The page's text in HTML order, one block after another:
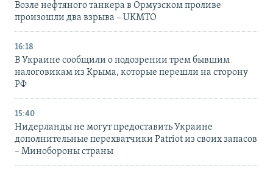
Возле нефтяного танкера в Ормузском проливе
произошли два взрыва – UKMTO
16:18
В Украине сообщили о подозрении трем бывшим
налоговикам из Крыма, которые перешли на сторону
РФ
15:40
Нидерланды не могут предоставить Украине
дополнительные перехватчики Patriot из своих запасов
– Минобороны страны